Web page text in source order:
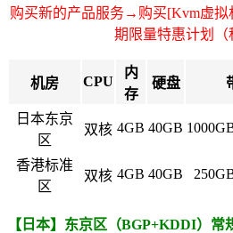
购买新的产品服务→购买[Kvm虚
期限量特惠计划（
机房 CPU
内
存
硬盘
日本东京
区
双核 4GB 40GB
香港标准
区
双核 4GB 40GB
【日本】东京区（BGP+KDDI）常